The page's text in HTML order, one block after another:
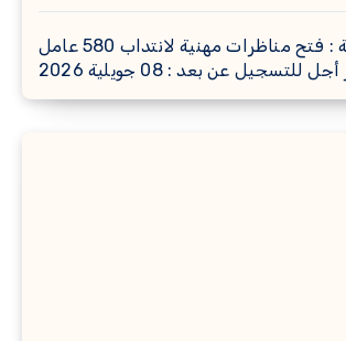
وزارة التربية : فتح مناظرات مهنية لانتداب 580 عامل
للتسجيل عن بعد : 08 جويلية 2026